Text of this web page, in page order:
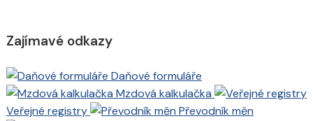
Zajímavé odkazy
Daňové formuláře
Mzdová kalkulačka
Veřejné registry
Převodník měn